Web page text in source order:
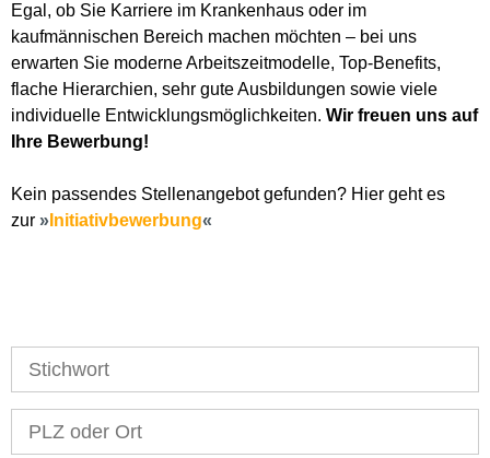
Egal, ob Sie Karriere im Krankenhaus oder im
kaufmännischen Bereich machen möchten – bei uns
erwarten Sie moderne Arbeitszeitmodelle, Top-Benefits,
flache Hierarchien, sehr gute Ausbildungen sowie viele
individuelle Entwicklungsmöglichkeiten. Wir freuen uns auf
Ihre Bewerbung!
Kein passendes Stellenangebot gefunden? Hier geht es
zur
Initiativbewerbung